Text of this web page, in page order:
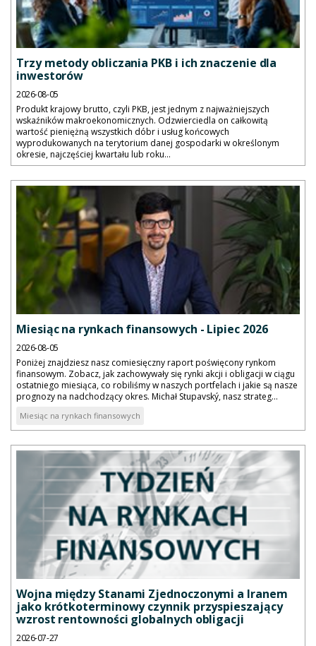
Trzy metody obliczania PKB i ich znaczenie dla
inwestorów
2026-08-05
Produkt krajowy brutto, czyli PKB, jest jednym z najważniejszych
wskaźników makroekonomicznych. Odzwierciedla on całkowitą
wartość pieniężną wszystkich dóbr i usług końcowych
wyprodukowanych na terytorium danej gospodarki w określonym
okresie, najczęściej kwartału lub roku...
Miesiąc na rynkach finansowych - Lipiec 2026
2026-08-05
Poniżej znajdziesz nasz comiesięczny raport poświęcony rynkom
finansowym. Zobacz, jak zachowywały się rynki akcji i obligacji w ciągu
ostatniego miesiąca, co robiliśmy w naszych portfelach i jakie są nasze
prognozy na nadchodzący okres. Michał Stupavský, nasz strateg...
Miesiąc na rynkach finansowych
Wojna między Stanami Zjednoczonymi a Iranem
jako krótkoterminowy czynnik przyspieszający
wzrost rentowności globalnych obligacji
2026-07-27